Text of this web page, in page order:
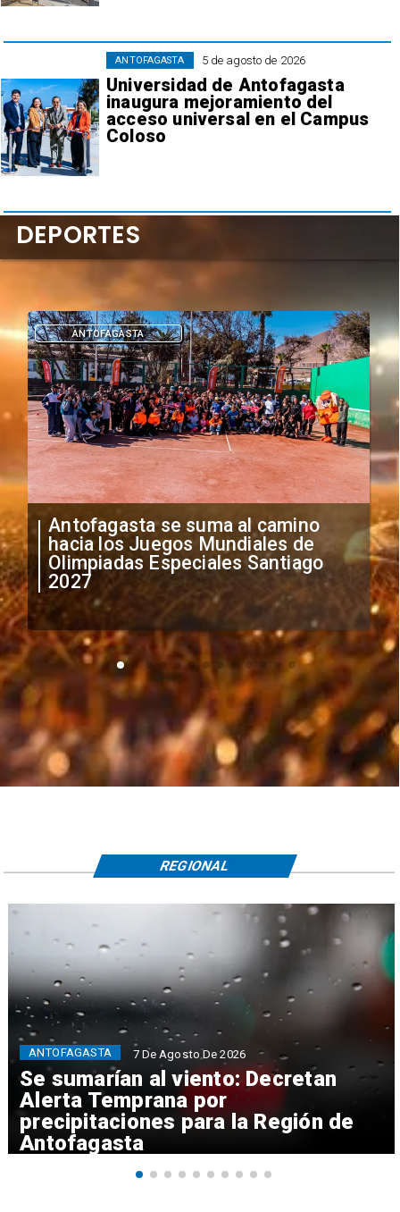
5 de agosto de 2026
Universidad de Antofagasta
inaugura mejoramiento del
acceso universal en el Campus
Coloso
ANTOFAGASTA
"Falta de profesionalismo": Sifup
anuncia medidas por situación
irregular de futbolistas
extranjeros
DEPORTES
DEPORTES
Se sumarían al viento: Decretan
Alerta Temprana por
precipitaciones para la Región de
Antofagasta
ANTOFAGASTA 7 De Agosto De 2026
REGIONAL